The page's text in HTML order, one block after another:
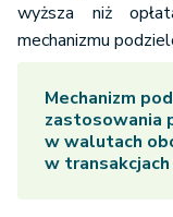
wyższa niż
mechanizmu
Mechanizm
zastosowania
w walutach
w